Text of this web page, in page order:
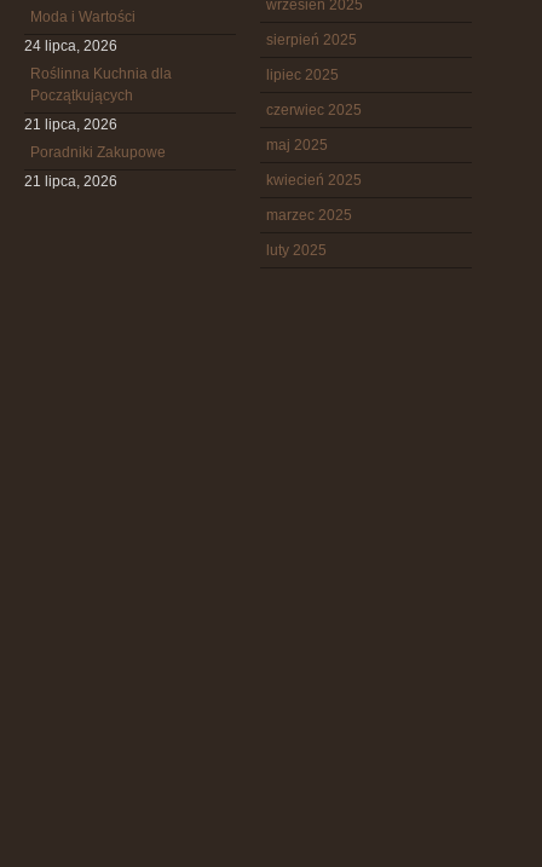
Moda i Wartości
24 lipca, 2026
Roślinna Kuchnia dla
Początkujących
21 lipca, 2026
Poradniki Zakupowe
21 lipca, 2026
wrzesień 2025
sierpień 2025
lipiec 2025
czerwiec 2025
maj 2025
kwiecień 2025
marzec 2025
luty 2025